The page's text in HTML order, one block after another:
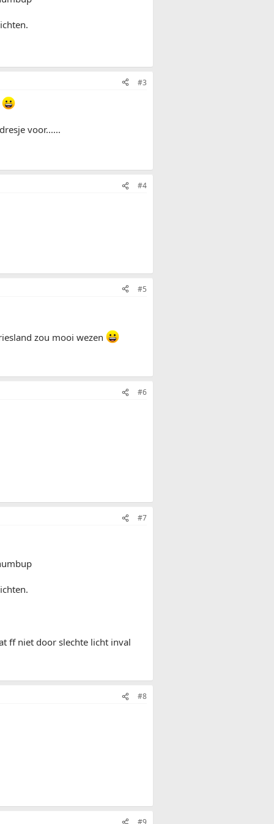
#3
voor......
#4
#5
zou mooi wezen
#6
#7
ff niet door slechte licht inval
#8